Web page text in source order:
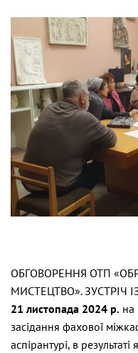
ОБГОВОРЕННЯ ОТП
МИСТЕЦТВО». ЗУСТРІЧ
21 листопада 2024 р. на
засідання фахової
аспірантурі, в